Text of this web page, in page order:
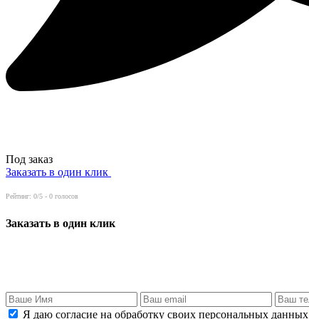
Под заказ
Заказать в один клик
Рейтинг: 0/5 - 0 голосов
Заказать в один клик
Я даю согласие на обработку своих персональных данных